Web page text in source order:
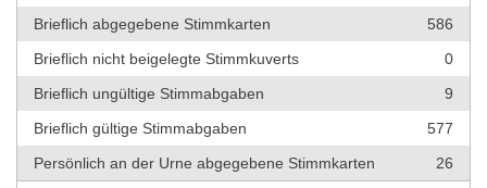
Brieflich abgegebene Stimmkarten
586
Brieflich nicht beigelegte Stimmkuverts
0
Brieflich ungültige Stimmabgaben
9
Brieflich gültige Stimmabgaben
577
Persönlich an der Urne abgegebene Stimmkarten
26